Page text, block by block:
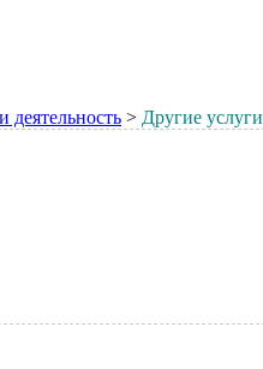
деятельность > Другие услуги